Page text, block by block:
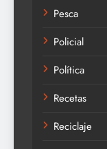
Pesca
Policial
Política
Recetas
Reciclaje